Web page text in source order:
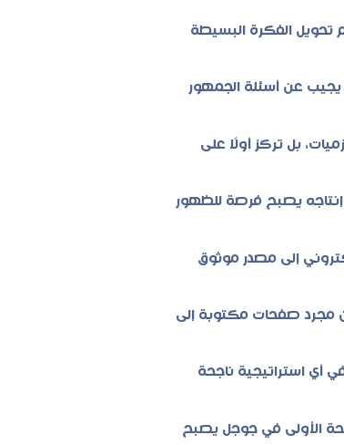
تحويل الفكرة البسيطة
يجيب عن أسئلة الجمهور
بل تركز أولًا على
يصبح فرصة للظهور
إلى مصدر موثوق
مجرد صفحات مكتوبة إلى
أي استراتيجية ناجحة
الأولى في جوجل يصبح